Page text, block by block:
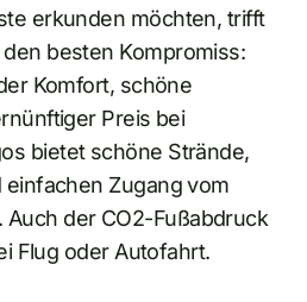
erkunden möchten, trifft
besten Kompromiss:
Komfort, schöne
Preis bei
bietet schöne Strände,
Zugang vom
der CO2-Fußabdruck
Flug oder Autofahrt.